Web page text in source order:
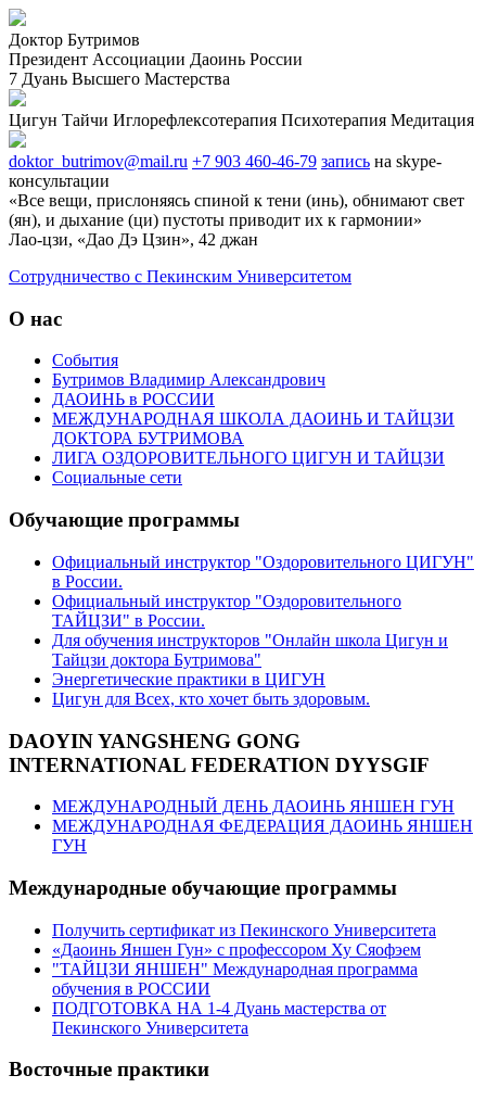
Доктор Бутримов
Президент Ассоциации Даоинь России
7 Дуань Высшего Мастерства
Цигун Тайчи Иглорефлексотерапия Психотерапия Медитация
doktor_butrimov@mail.ru +7 903 460-46-79 запись на skype-
консультации
«Все вещи, прислоняясь спиной к тени (инь), обнимают свет
(ян), и дыхание (ци) пустоты приводит их к гармонии»
Лао-цзи, «Дао Дэ Цзин», 42 джан
Cотрудничество с Пекинским Университетом
О нас
События
Бутримов Владимир Александрович
ДАОИНЬ в РОССИИ
МЕЖДУНАРОДНАЯ ШКОЛА ДАОИНЬ И ТАЙЦЗИ
ДОКТОРА БУТРИМОВА
ЛИГА ОЗДОРОВИТЕЛЬНОГО ЦИГУН И ТАЙЦЗИ
Социальные сети
Обучающие программы
Официальный инструктор "Оздоровительного ЦИГУН"
в России.
Официальный инструктор "Оздоровительного
ТАЙЦЗИ" в России.
Для обучения инструкторов "Онлайн школа Цигун и
Тайцзи доктора Бутримова"
Энергетические практики в ЦИГУН
Цигун для Всех, кто хочет быть здоровым.
DAOYIN YANGSHENG GONG
INTERNATIONAL FEDERATION DYYSGIF
МЕЖДУНАРОДНЫЙ ДЕНЬ ДАОИНЬ ЯНШЕН ГУН
МЕЖДУНАРОДНАЯ ФЕДЕРАЦИЯ ДАОИНЬ ЯНШЕН
ГУН
Международные обучающие программы
Получить сертификат из Пекинского Университета
«Даоинь Яншен Гун» с профессором Ху Сяофэем
"ТАЙЦЗИ ЯНШЕН" Международная программа
обучения в РОССИИ
ПОДГОТОВКА НА 1-4 Дуань мастерства от
Пекинского Университета
Восточные практики